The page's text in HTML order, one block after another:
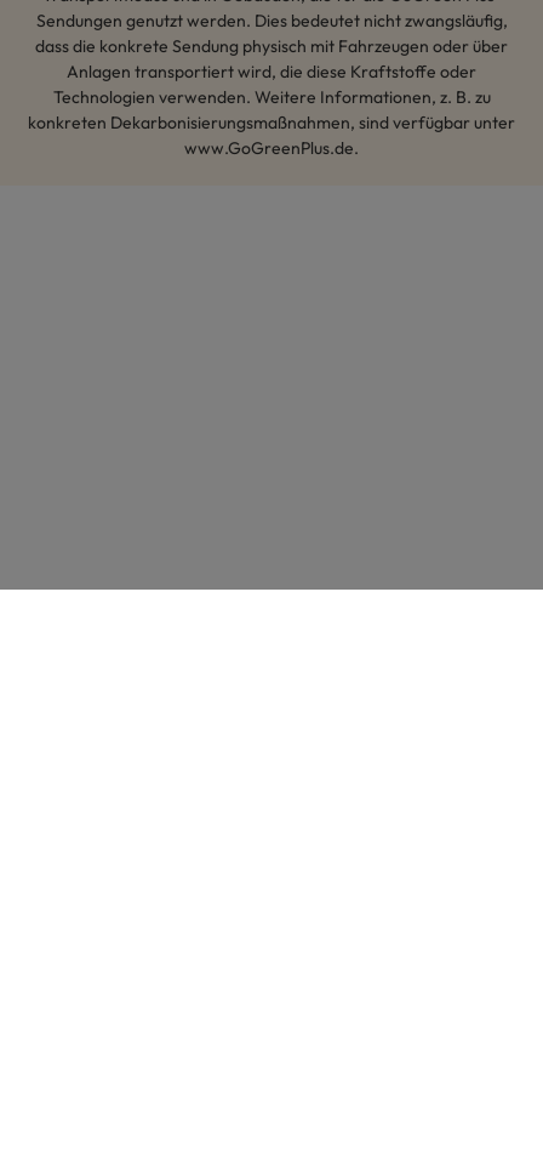
Sendungen genutzt werden. Dies bedeutet nicht zwangsläufig,
dass die konkrete Sendung physisch mit Fahrzeugen oder über
Anlagen transportiert wird, die diese Kraftstoffe oder
Technologien verwenden. Weitere Informationen, z. B. zu
konkreten Dekarbonisierungsmaßnahmen, sind verfügbar unter
www.GoGreenPlus.de.